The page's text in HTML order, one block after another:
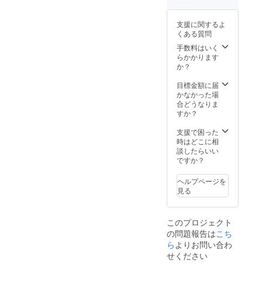
可能性
もござ
いま
す。
回る応
をいた
だき、
現在進
めてい
る環境
産体制
を更に
整える
ことが
場合、
正規販
売価格
が販売
格より
下がる
可能性
もござ
す。
支援に関するよ
くある質問
手数料はいく
らかかります
か？
目標金額に届
かなかった場
合どうなりま
すか？
支援で困った
時はどこに相
談したらいい
ですか？
ヘルプページを
見る
このプロジェクト
の問題報告はこち
らよりお問い合わ
せください